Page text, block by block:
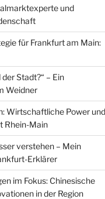
und
für Frankfurt am Main:
Stadt?“ – Ein
Weidner
Wirtschaftliche Power und
Rhein-Main
verstehen – Mein
Erklärer
im Fokus: Chinesische
in der Region